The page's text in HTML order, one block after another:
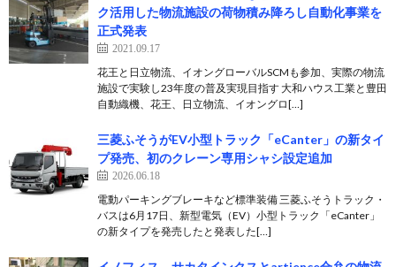
ク活用した物流施設の荷物積み降ろし自動化事業を
正式発表
2021.09.17
花王と日立物流、イオングローバルSCMも参加、実際の物流
施設で実験し23年度の普及実現目指す 大和ハウス工業と豊田
自動織機、花王、日立物流、イオングロ[…]
三菱ふそうがEV小型トラック「eCanter」の新タイ
プ発売、初のクレーン専用シャシ設定追加
2026.06.18
電動パーキングブレーキなど標準装備 三菱ふそうトラック・
バスは6月17日、新型電気（EV）小型トラック「eCanter」
の新タイプを発売したと発表した[…]